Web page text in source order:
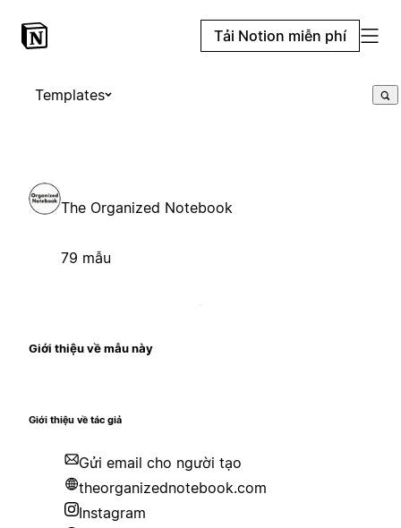
Tải Notion miễn phí
Templates
The Organized Notebook
79 mẫu
Giới thiệu về mẫu này
Giới thiệu về tác giả
Gửi email cho người tạo
theorganizednotebook.com
Instagram